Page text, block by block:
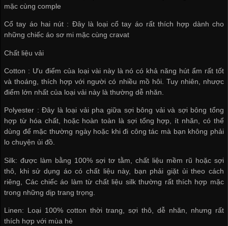
mặc cùng comple
Cổ tay áo hai nút : Đây là loại cổ tay áo rất thích hợp dành cho
những chiếc áo sơ mi mặc cùng cravat
Chất liệu vải
Cotton : Ưu điểm của loại vài này là nó có khả năng hút ẩm rất tốt
và thoáng, thích hợp với người có nhiều mồ hôi. Tuy nhiên, nhược
điểm lớn nhất của loại vải này là thường dễ nhăn.
Polyester : Đây là loại vải pha giữa sợi bông vải và sợi bông tổng
hợp từ hóa chất, hoặc hoàn toàn là sợi tổng hợp, ít nhăn, có thể
dùng để mặc thường ngày hoặc khi đi công tác mà bạn không phải
lo chuyện ủi đồ.
Silk: được làm bằng 100% sợi tơ tằm, chất liệu mềm rũ hoặc sợi
thô, khi sử dụng áo có chất liệu này, bạn phải giặt ủi theo cách
riêng, Các chiếc áo làm từ chất liệu silk thường rất thích hợp mặc
trong những dịp trang trọng.
Linen: Loại 100% cotton thời trang, sợi thô, dễ nhăn, nhưng rất
thích hợp với mùa hè